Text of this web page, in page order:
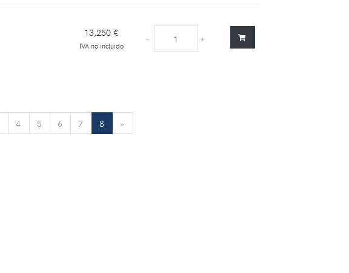
13,250 €
IVA no incluido
- +
ANTERIOR
4 5 6 7 8 »